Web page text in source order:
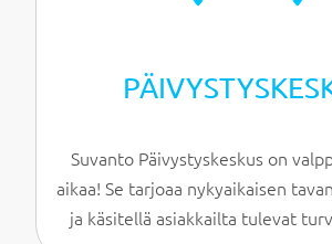
Suvanto Päivystyskeskus on
aikaa! Se tarjoaa nykyaikaisen
ja käsitellä asiakkailta tulevat